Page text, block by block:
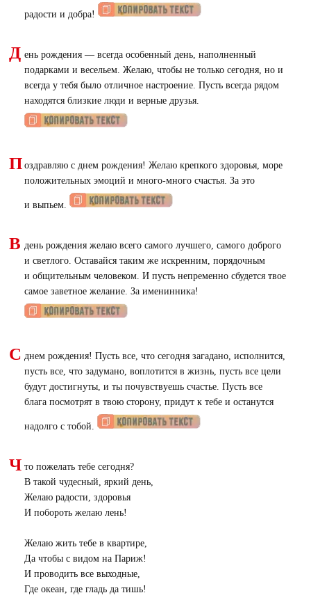
радости и добра!
Д ень рождения — всегда особенный день, наполненный
подарками и весельем. Желаю, чтобы не только сегодня, но и
всегда у тебя было отличное настроение. Пусть всегда рядом
находятся близкие люди и верные друзья.
П оздравляю с днем рождения! Желаю крепкого здоровья, море
положительных эмоций и много-много счастья. За это
и выпьем.
В день рождения желаю всего самого лучшего, самого доброго
и светлого. Оставайся таким же искренним, порядочным
и общительным человеком. И пусть непременно сбудется твое
самое заветное желание. За именинника!
С днем рождения! Пусть все, что сегодня загадано, исполнится,
пусть все, что задумано, воплотится в жизнь, пусть все цели
будут достигнуты, и ты почувствуешь счастье. Пусть все
блага посмотрят в твою сторону, придут к тебе и останутся
надолго с тобой.
Ч то пожелать тебе сегодня?
В такой чудесный, яркий день,
Желаю радости, здоровья
И побороть желаю лень!
Желаю жить тебе в квартире,
Да чтобы с видом на Париж!
И проводить все выходные,
Где океан, где гладь да тишь!